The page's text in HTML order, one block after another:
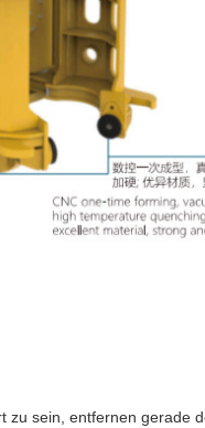
sein, entfernen gerade